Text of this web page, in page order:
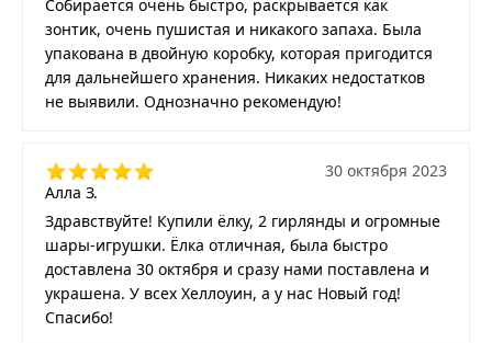
Собирается очень быстро, раскрывается как
зонтик, очень пушистая и никакого запаха. Была
упакована в двойную коробку, которая пригодится
для дальнейшего хранения. Никаких недостатков
не выявили. Однозначно рекомендую!
Алла З.
30 октября 2023
Здравствуйте! Купили ёлку, 2 гирлянды и огромные
шары-игрушки. Ёлка отличная, была быстро
доставлена 30 октября и сразу нами поставлена и
украшена. У всех Хеллоуин, а у нас Новый год!
Спасибо!